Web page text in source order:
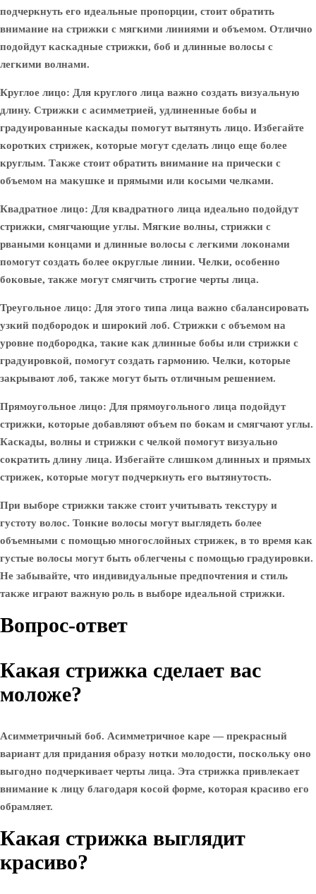
подчеркнуть его идеальные пропорции, стоит обратить
внимание на стрижки с мягкими линиями и объемом. Отлично
подойдут каскадные стрижки, боб и длинные волосы с
легкими волнами.
Круглое лицо: Для круглого лица важно создать визуальную
длину. Стрижки с асимметрией, удлиненные бобы и
градуированные каскады помогут вытянуть лицо. Избегайте
коротких стрижек, которые могут сделать лицо еще более
круглым. Также стоит обратить внимание на прически с
объемом на макушке и прямыми или косыми челками.
Квадратное лицо: Для квадратного лица идеально подойдут
стрижки, смягчающие углы. Мягкие волны, стрижки с
рваными концами и длинные волосы с легкими локонами
помогут создать более округлые линии. Челки, особенно
боковые, также могут смягчить строгие черты лица.
Треугольное лицо: Для этого типа лица важно сбалансировать
узкий подбородок и широкий лоб. Стрижки с объемом на
уровне подбородка, такие как длинные бобы или стрижки с
градуировкой, помогут создать гармонию. Челки, которые
закрывают лоб, также могут быть отличным решением.
Прямоугольное лицо: Для прямоугольного лица подойдут
стрижки, которые добавляют объем по бокам и смягчают углы.
Каскады, волны и стрижки с челкой помогут визуально
сократить длину лица. Избегайте слишком длинных и прямых
стрижек, которые могут подчеркнуть его вытянутость.
При выборе стрижки также стоит учитывать текстуру и
густоту волос. Тонкие волосы могут выглядеть более
объемными с помощью многослойных стрижек, в то время как
густые волосы могут быть облегчены с помощью градуировки.
Не забывайте, что индивидуальные предпочтения и стиль
также играют важную роль в выборе идеальной стрижки.
Вопрос-ответ
Какая стрижка сделает вас
моложе?
Асимметричный боб. Асимметричное каре — прекрасный
вариант для придания образу нотки молодости, поскольку оно
выгодно подчеркивает черты лица. Эта стрижка привлекает
внимание к лицу благодаря косой форме, которая красиво его
обрамляет.
Какая стрижка выглядит
красиво?